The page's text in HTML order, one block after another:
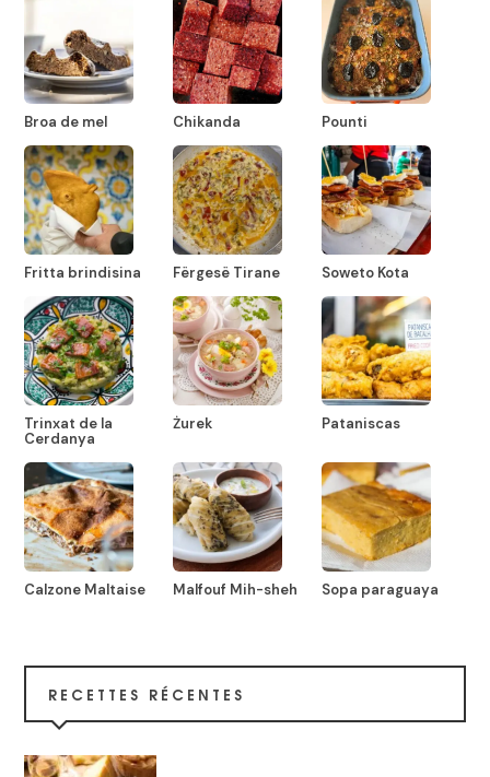
Broa de mel Chikanda Pounti
Fritta brindisina Fërgesë Tirane Soweto Kota
Trinxat de la
Cerdanya
Żurek Pataniscas
Calzone Maltaise Malfouf Mih-sheh Sopa paraguaya
RECETTES RÉCENTES